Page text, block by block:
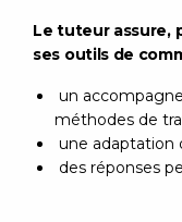
Le tuteur assure,
ses outils de
un
méthodes de
une adaptation
des réponses